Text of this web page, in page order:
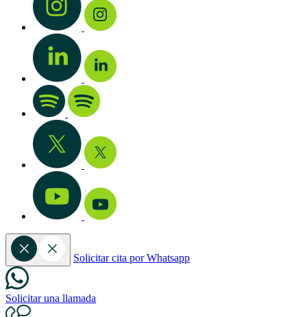
Solicitar cita por Whatsapp
Solicitar una llamada